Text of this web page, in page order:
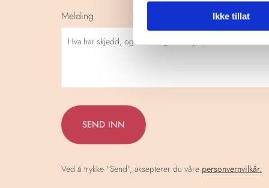
Ikke tillat
Melding
Ved å trykke "Send", aksepterer du våre personvernvilkår.